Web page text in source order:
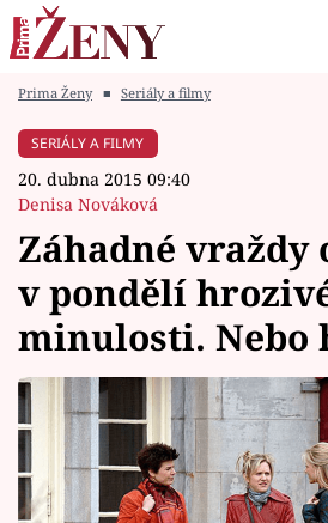
Módní alarm
Témata
Celebrity
Vztahy
Seriály
Prima Ženy ■ Seriály a filmy
SERIÁLY A FILMY
20. dubna 2015 09:40
Denisa Nováková
Záhadné
v pondělí
minulosti. Nebo